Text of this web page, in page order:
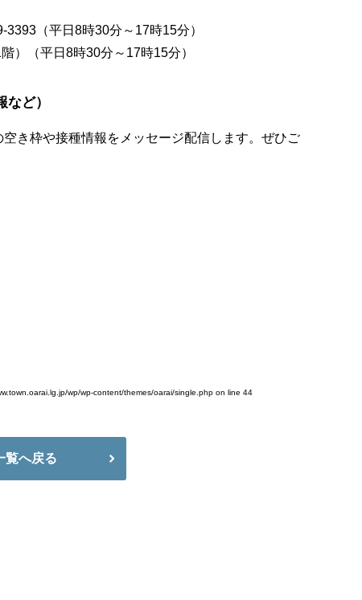
（平日8時30分～17時15分）
）（平日8時30分～17時15分）
ど）
き枠や接種情報をメッセージ配信します。ぜひご
wp/wp-content/themes/oarai/single.php on line 44
覧へ戻る